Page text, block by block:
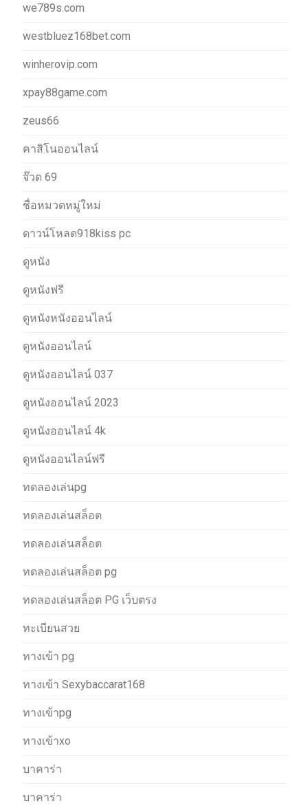
we789s.com
westbluez168bet.com
winherovip.com
xpay88game.com
zeus66
คาสิโนออนไลน์
จ๊วด 69
ชื่อหมวดหมู่ใหม่
ดาวน์โหลด918kiss pc
ดูหนัง
ดูหนังฟรี
ดูหนังหนังออนไลน์
ดูหนังออนไลน์
ดูหนังออนไลน์ 037
ดูหนังออนไลน์ 2023
ดูหนังออนไลน์ 4k
ดูหนังออนไลน์ฟรี
ทดลองเล่นpg
ทดลองเล่นสล็อต
ทดลองเล่นสล็อต
ทดลองเล่นสล็อต pg
ทดลองเล่นสล็อต PG เว็บตรง
ทะเบียนสวย
ทางเข้า pg
ทางเข้า Sexybaccarat168
ทางเข้าpg
ทางเข้าxo
บาคาร่า
บาคาร่า